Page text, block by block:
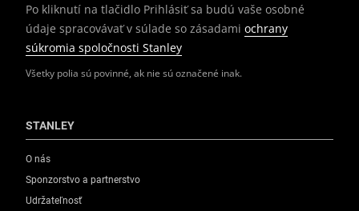
Všetky polia sú povinné, ak nie sú označené inak.
Po kliknutí na tlačidlo Prihlásiť sa budú vaše osobné
údaje spracovávať v súlade so zásadami ochrany
súkromia spoločnosti Stanley
STANLEY
O nás
Sponzorstvo a partnerstvo
Udržateľnosť